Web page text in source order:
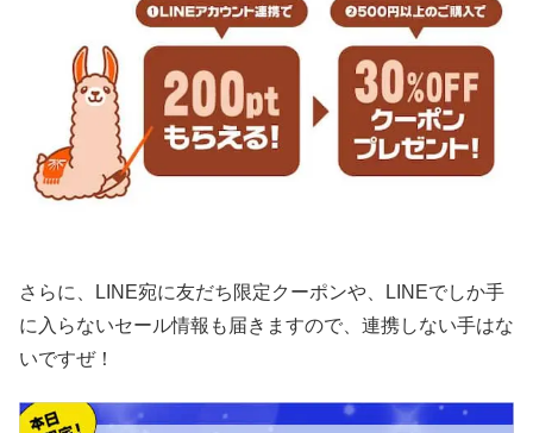
さらに、LINE宛に友だち限定クーポンや、LINEでしか手
に入らないセール情報も届きますので、連携しない手はな
いですぜ！